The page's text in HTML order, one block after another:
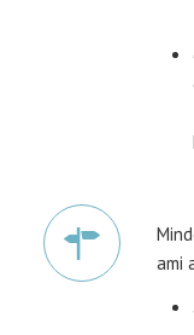
ami